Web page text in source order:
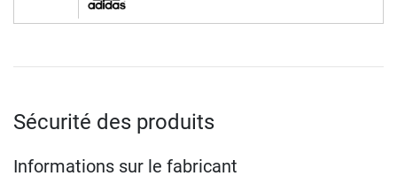
Sécurité des produits
Informations sur le fabricant